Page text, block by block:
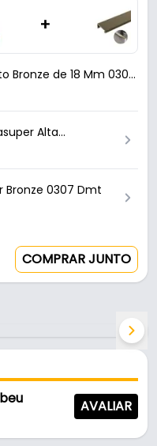
24 Mm
Esquerdo)
+
Bronze de 18 Mm 0307
Alta
Bronze 0307 Dmt
COMPRAR JUNTO
AVALIAR